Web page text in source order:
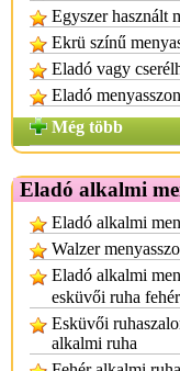
Egyszer használt
Ekrü színű
Eladó vagy
Eladó
Még több
Eladó alkalmi
Eladó alkalmi
Walzer
Eladó alkalmi
esküvői ruha
Esküvői
alkalmi ruha